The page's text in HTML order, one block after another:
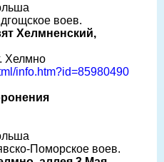
воев.
Хелмненский,
Хелмно
info.htm?id=85980490
Поморское воев.